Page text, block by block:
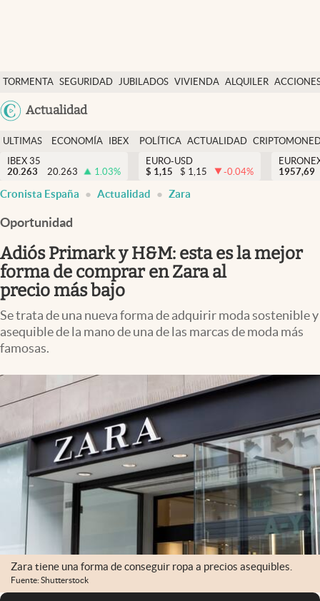
TORMENTA SEGURIDAD JUBILADOS VIVIENDA ALQUILER
USA
Actualidad
Economía y finanzas
Política
Actualidad
Criptomonedas
España
ULTIMAS
NOTICIAS
ECONOMÍA
FINANZAS
IBEX
EURO
POLÍTICA ACTUALIDAD
IBEX 35
20.263
20.263 1.03%
EURO-USD
$ 1,15 $ 1,15 -0.04%
1957,69
Cronista España Actualidad Zara
Oportunidad
Adiós Primark y H&M: esta es la mejor
forma de comprar en Zara al
precio más bajo
Se trata de una nueva forma de adquirir moda sostenible y
asequible de la mano de una de las marcas de moda más
famosas.
Zara tiene una forma de conseguir ropa a precios asequibles.
Fuente: Shutterstock